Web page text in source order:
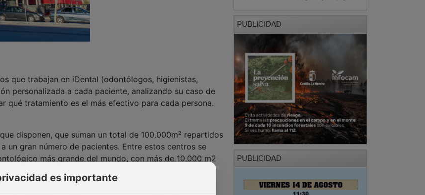
trabajan en iDental (odontólogos, higienistas,
personalizada a cada paciente, analizando su caso de
qué tratamiento es el más efectivo para cada persona.
disponen, que suman un total de 100.000m² repartidos
un gran número de pacientes. Entre estos centros se
más grande del mundo, con más de 10.000 m2
PUBLICIDAD
PUBLICIDAD
es importante